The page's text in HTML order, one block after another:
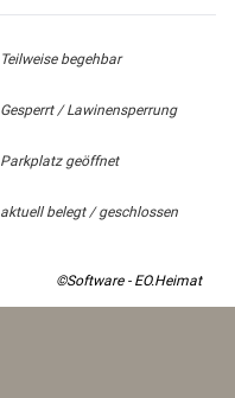
Teilweise begehbar
Gesperrt / Lawinensperrung
Parkplatz geöffnet
aktuell belegt / geschlossen
©Software - EO.Heimat